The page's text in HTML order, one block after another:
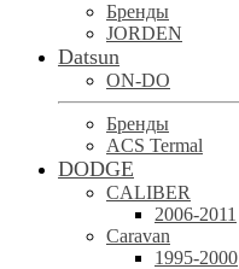
Бренды
JORDEN
Datsun
ON-DO
Бренды
ACS Termal
DODGE
CALIBER
2006-2011
Caravan
1995-2000